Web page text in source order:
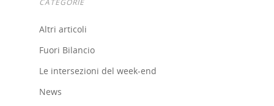
CATEGORIE
Altri articoli
Fuori Bilancio
Le intersezioni del week-end
News